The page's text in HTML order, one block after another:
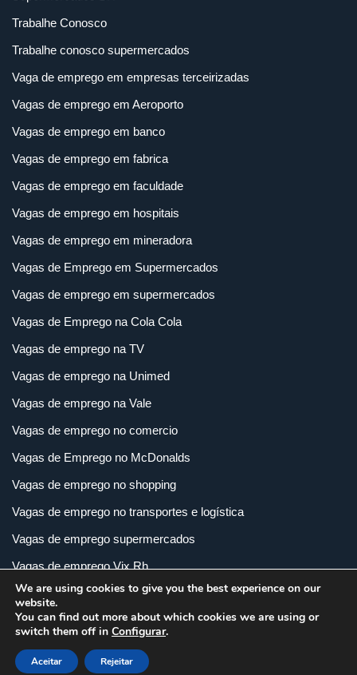
Trabalhe Conosco
Trabalhe conosco supermercados
Vaga de emprego em empresas terceirizadas
Vagas de emprego em Aeroporto
Vagas de emprego em banco
Vagas de emprego em fabrica
Vagas de emprego em faculdade
Vagas de emprego em hospitais
Vagas de emprego em mineradora
Vagas de Emprego em Supermercados
Vagas de emprego em supermercados
Vagas de Emprego na Cola Cola
Vagas de emprego na TV
Vagas de emprego na Unimed
Vagas de emprego na Vale
Vagas de emprego no comercio
Vagas de Emprego no McDonalds
Vagas de emprego no shopping
Vagas de emprego no transportes e logística
Vagas de emprego supermercados
Vagas de emprego Vix Rh
Vagas de empregos em imobiliária
Vagas de empregos em loja
Vagas de empregos na indústria
We are using cookies to give you the best experience on our
website.
You can find out more about which cookies we are using or
switch them off in Configurar.
Aceitar Rejeitar